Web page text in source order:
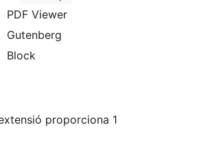
PDF Viewer
Gutenberg
Block
proporciona 1